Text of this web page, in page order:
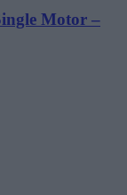
Motor –